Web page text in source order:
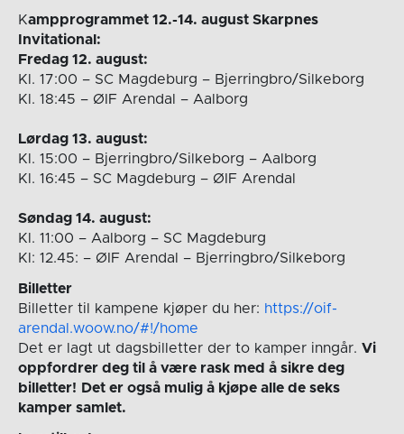
Kampprogrammet 12.-14. august Skarpnes
Invitational:
Fredag 12. august:
Kl. 17:00 – SC Magdeburg – Bjerringbro/Silkeborg
Kl. 18:45 – ØIF Arendal – Aalborg
Lørdag 13. august:
Kl. 15:00 – Bjerringbro/Silkeborg – Aalborg
Kl. 16:45 – SC Magdeburg – ØIF Arendal
Søndag 14. august:
Kl. 11:00 – Aalborg – SC Magdeburg
Kl: 12.45: – ØIF Arendal – Bjerringbro/Silkeborg
Billetter
Billetter til kampene kjøper du her: https://oif-
arendal.woow.no/#!/home
Det er lagt ut dagsbilletter der to kamper inngår. Vi
oppfordrer deg til å være rask med å sikre deg
billetter! Det er også mulig å kjøpe alle de seks
kamper samlet.